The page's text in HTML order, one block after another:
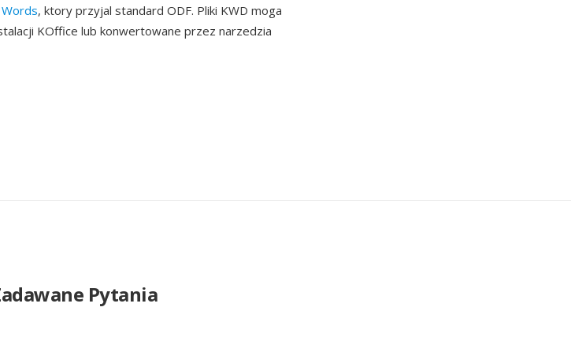
, ktory przyjal standard ODF. Pliki KWD moga
KOffice lub konwertowane przez narzedzia
Pytania